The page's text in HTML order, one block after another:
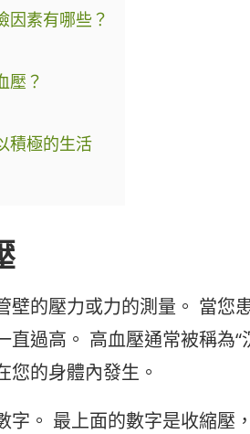
因素有哪些？
壓？
積極的生活
壁的壓力或力的測量。 當您
直過高。 高血壓通常被稱為
您的身體內發生。
字。 最上面的數字是收縮壓